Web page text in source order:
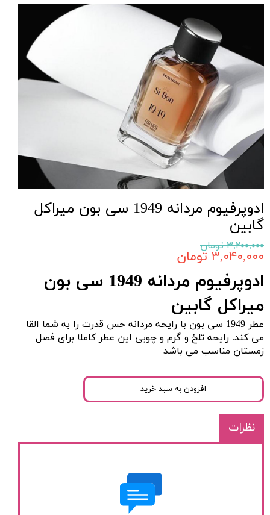
ادوپرفیوم مردانه 1949 سی بون میراکل
گابین
۳,۲۰۰,۰۰۰ تومان
۳,۰۴۰,۰۰۰ تومان
ادوپرفیوم مردانه 1949 سی بون
میراکل گابین
عطر 1949 سی بون با رایحه مردانه حس قدرت را به شما القا
می کند. رایحه تلخ و گرم و چوبی این عطر کاملا برای فصل
زمستان مناسب می باشد
افزودن به سبد خرید
نظرات